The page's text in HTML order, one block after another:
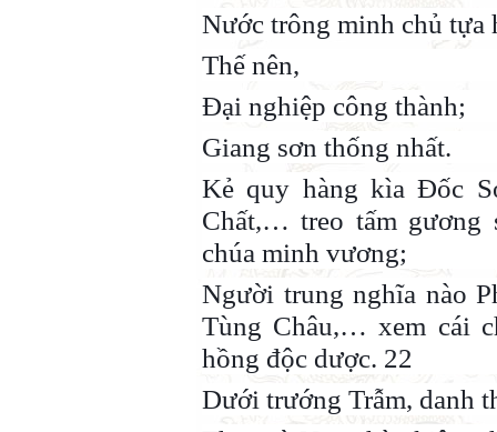
Nước trông minh chủ tựa
Thế nên,
Đại nghiệp công thành;
Giang sơn thống nhất.
Kẻ quy hàng kìa Đốc
Chất,… treo tấm gương
chúa minh vương;
Người trung nghĩa nào
Tùng Châu,… xem cái
hồng độc dược. 22
Dưới trướng Trẫm, danh